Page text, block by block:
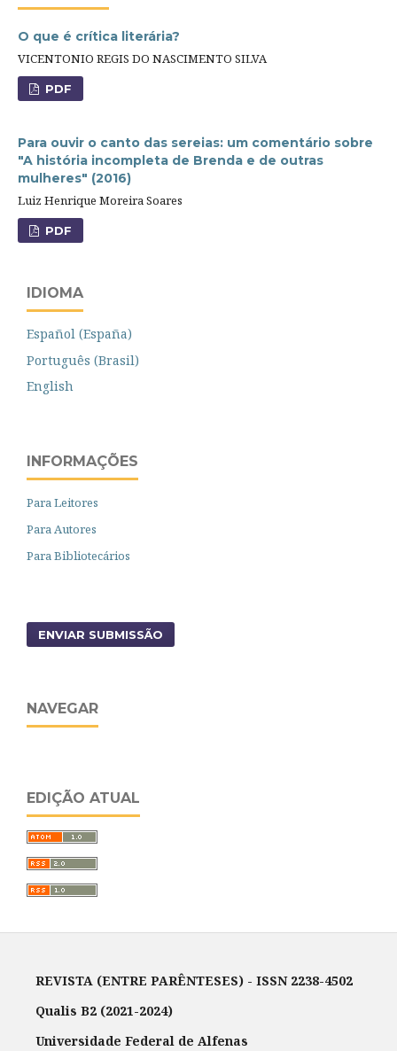
O que é crítica literária?
VICENTONIO REGIS DO NASCIMENTO SILVA
PDF
Para ouvir o canto das sereias: um comentário sobre
"A história incompleta de Brenda e de outras
mulheres" (2016)
Luiz Henrique Moreira Soares
PDF
IDIOMA
Español (España)
Português (Brasil)
English
INFORMAÇÕES
Para Leitores
Para Autores
Para Bibliotecários
ENVIAR SUBMISSÃO
NAVEGAR
EDIÇÃO ATUAL
REVISTA (ENTRE PARÊNTESES) - ISSN 2238-4502
Qualis B2 (2021-2024)
Universidade Federal de Alfenas